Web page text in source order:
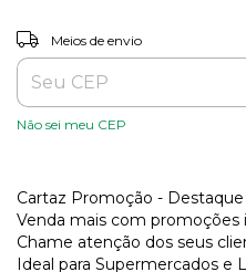
Entregas para o CEP:
Meios de envio
Não sei meu CEP
Cartaz Promoção -
Venda mais com promoções
Chame atenção dos seus
Ideal para Supermercados e